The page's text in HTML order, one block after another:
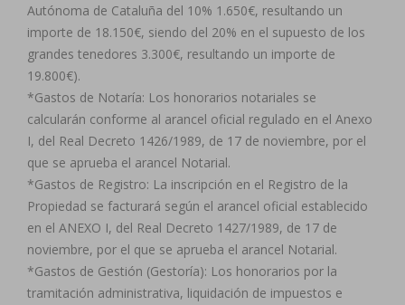
Autónoma de Cataluña del 10% 1.650€, resultando un
importe de 18.150€, siendo del 20% en el supuesto de los
grandes tenedores 3.300€, resultando un importe de
19.800€).
*Gastos de Notaría: Los honorarios notariales se
calcularán conforme al arancel oficial regulado en el Anexo
I, del Real Decreto 1426/1989, de 17 de noviembre, por el
que se aprueba el arancel Notarial.
*Gastos de Registro: La inscripción en el Registro de la
Propiedad se facturará según el arancel oficial establecido
en el ANEXO I, del Real Decreto 1427/1989, de 17 de
noviembre, por el que se aprueba el arancel Notarial.
*Gastos de Gestión (Gestoría): Los honorarios por la
tramitación administrativa, liquidación de impuestos e